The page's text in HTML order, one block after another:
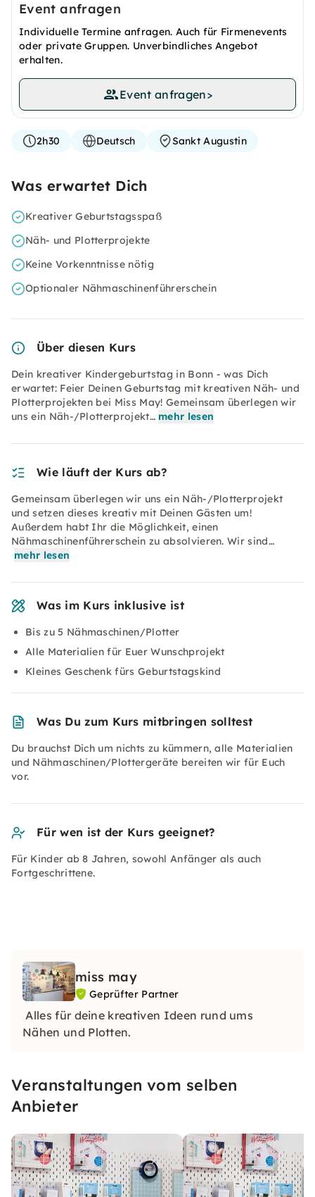
Event anfragen
Individuelle Termine anfragen. Auch für Firmenevents
oder private Gruppen. Unverbindliches Angebot
erhalten.
Event anfragen>
2h30 Deutsch Sankt Augustin
Was erwartet Dich
Kreativer Geburtstagsspaß
Näh- und Plotterprojekte
Keine Vorkenntnisse nötig
Optionaler Nähmaschinenführerschein
Über diesen Kurs
Dein kreativer Kindergeburtstag in Bonn - was Dich
erwartet: Feier Deinen Geburtstag mit kreativen Näh- und
Plotterprojekten bei Miss May! Gemeinsam überlegen wir
uns ein Näh-/Plotterprojekt… mehr lesen
Wie läuft der Kurs ab?
Gemeinsam überlegen wir uns ein Näh-/Plotterprojekt
und setzen dieses kreativ mit Deinen Gästen um!
Außerdem habt Ihr die Möglichkeit, einen
Nähmaschinenführerschein zu absolvieren. Wir sind…
mehr lesen
Was im Kurs inklusive ist
Bis zu 5 Nähmaschinen/Plotter
Alle Materialien für Euer Wunschprojekt
Kleines Geschenk fürs Geburtstagskind
Was Du zum Kurs mitbringen solltest
Du brauchst Dich um nichts zu kümmern, alle Materialien
und Nähmaschinen/Plottergeräte bereiten wir für Euch
vor.
Für wen ist der Kurs geeignet?
Für Kinder ab 8 Jahren, sowohl Anfänger als auch
Fortgeschrittene.
miss may
Geprüfter Partner
Alles für deine kreativen Ideen rund ums
Nähen und Plotten.
Veranstaltungen vom selben
Anbieter